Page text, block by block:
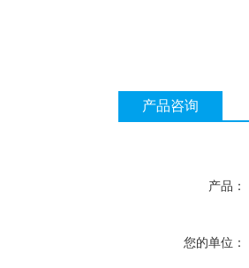
产品咨询
产品：
您的单位：